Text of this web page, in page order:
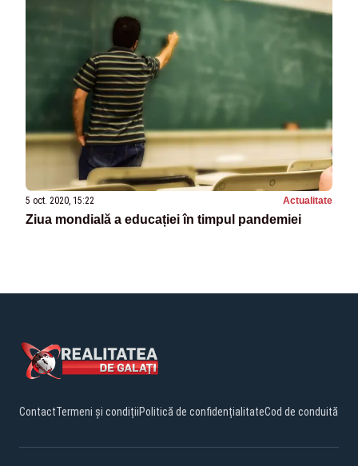
5 oct. 2020, 15:22 Actualitate
Ziua mondială a educației în timpul pandemiei
ContactTermeni și condițiiPolitică de confidențialitateCod de conduită